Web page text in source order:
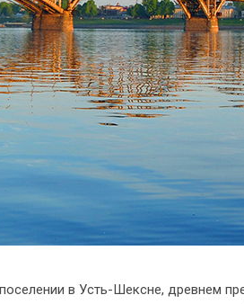
в Усть-Шексне, древнем